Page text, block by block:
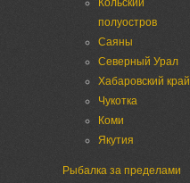
Кольский
полуостров
Саяны
Северный Урал
Хабаровский край
Чукотка
Коми
Якутия
Рыбалка за пределами